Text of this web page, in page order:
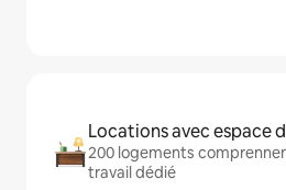
Locations avec espace
200 logements
travail dédié